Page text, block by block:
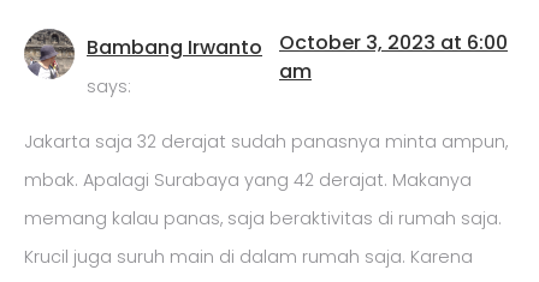
Bambang Irwanto
says:
October 3, 2023 at 6:00
am
Jakarta saja 32 derajat sudah panasnya minta ampun,
mbak. Apalagi Surabaya yang 42 derajat. Makanya
memang kalau panas, saja beraktivitas di rumah saja.
Krucil juga suruh main di dalam rumah saja. Karena